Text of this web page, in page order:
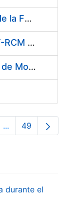
Servicio de Calibración y Verificación Externa de los Equipos de Medición del Servicio de Prevención de la FNMT-RCM
Conexión mediante Fibra Óptica de los Centros de Proceso de Datos (CPDs) de las sedes de la FNMT-RCM de Burgos y Madrid
Contratación de acuerdo marco para el Suministro de Material de Electricidad para la Fábrica Nacional de Moneda y Timbre-Real Casa de la Moneda en su centro de trabajo de Burgos
...PáginasPágina
49
durante el